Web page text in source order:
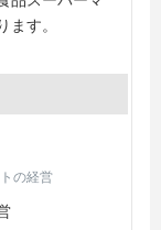
ます。
の経営